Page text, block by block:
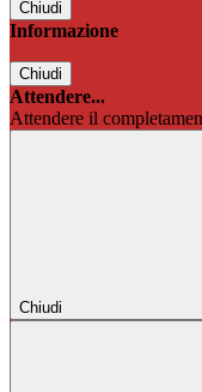
Chiudi
Informazione
Chiudi
Attendere...
Attendere il
Chiudi